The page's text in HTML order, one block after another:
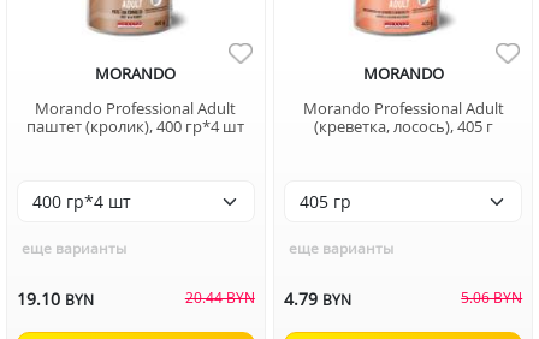
MORANDO
Morando Professional Adult
паштет (кролик), 400 гр*4 шт
еще варианты
19.10 BYN 20.44 BYN
MORANDO
Morando Professional Adult
(креветка, лосось), 405 г
еще варианты
4.79 BYN 5.06 BYN